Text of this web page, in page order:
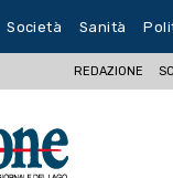
Società Sanità
REDAZIONE